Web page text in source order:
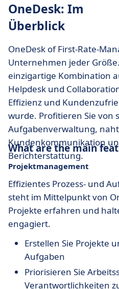
OneDesk: Im
Überblick
OneDesk of First-Rate-
Unternehmen jeder
einzigartige Kombination
Helpdesk und
Effizienz und
wurde. Profitieren Sie von
Aufgabenverwaltung,
Kundenkommunikation
Berichterstattung.
What are the main
Projektmanagement
Effizientes Prozess- und
steht im Mittelpunkt von
Projekte erfahren und
engagiert.
Erstellen Sie Projekte
Aufgaben
Priorisieren Sie
Verantwortlichkeiten